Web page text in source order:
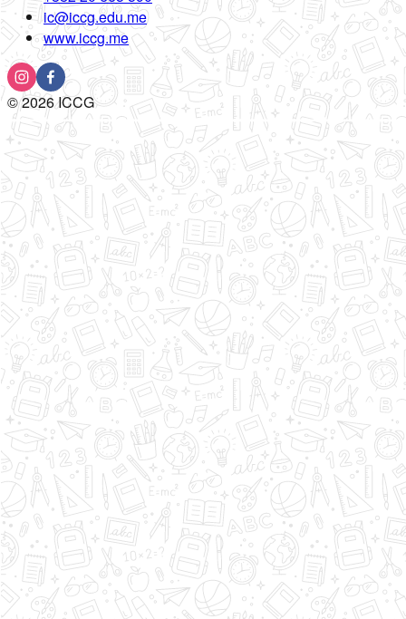
ic@iccg.edu.me
www.iccg.me
©2026ICCG